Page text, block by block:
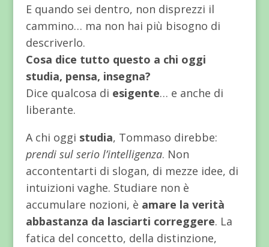
E quando sei dentro, non disprezzi il
cammino… ma non hai più bisogno di
descriverlo.
Cosa dice tutto questo a chi oggi
studia, pensa, insegna?
Dice qualcosa di esigente… e anche di
liberante.
A chi oggi studia, Tommaso direbbe:
prendi sul serio l’intelligenza. Non
accontentarti di slogan, di mezze idee, di
intuizioni vaghe. Studiare non è
accumulare nozioni, è amare la verità
abbastanza da lasciarti correggere. La
fatica del concetto, della distinzione,